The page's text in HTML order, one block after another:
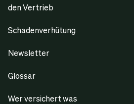
den Vertrieb
Schadenverhütung
Newsletter
Glossar
Wer versichert was